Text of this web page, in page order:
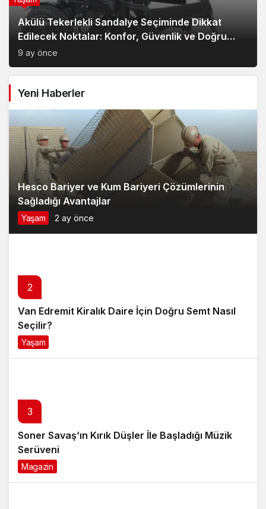
Akülü Tekerlekli Sandalye Seçiminde Dikkat
Edilecek Noktalar: Konfor, Güvenlik ve Doğru
Model Tercihi
9 ay önce
Yeni Haberler
Hesco Bariyer ve Kum Bariyeri Çözümlerinin
Sağladığı Avantajlar
Yaşam 2 ay önce
2
Van Edremit Kiralık Daire İçin Doğru Semt Nasıl
Seçilir?
Yaşam
3
Soner Savaş’ın Kırık Düşler İle Başladığı Müzik
Serüveni
Magazin